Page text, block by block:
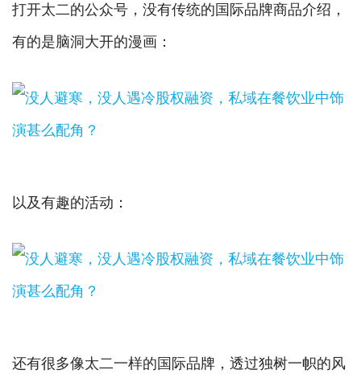
打开太二的公众号，没有传统的国际品牌商品介绍，
有的是脑洞大开的漫画：
以及有趣的活动：
还有很多像太二一样的国际品牌，透过独树一帜的风